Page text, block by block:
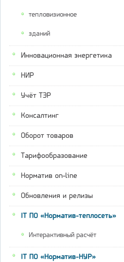
тепловизионное
зданий
Инновационная энергетика
НИР
Учёт ТЭР
Консалтинг
Оборот товаров
Тарифообразование
Норматив on-line
Обновления и релизы
IT ПО «Норматив-теплосеть»
Интерактивный расчёт
IT ПО «Норматив-НУР»